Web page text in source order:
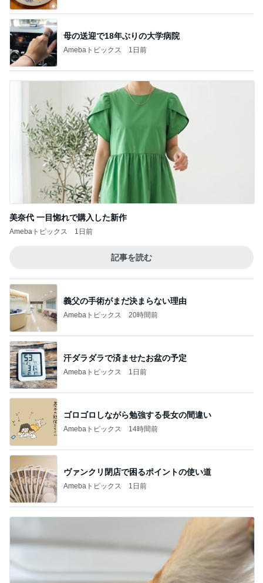
母の送迎で18年ぶりの大学病院
Amebaトピックス 1日前
美奈代 一目惚れで購入した新作
Amebaトピックス 1日前
記事を読む
義父の手術がまだ決まらない理由
Amebaトピックス 20時間前
汗ダラダラで済ませたお盆の予定
Amebaトピックス 1日前
ゴロゴロしながら勉強する長女の間違い
Amebaトピックス 14時間前
ヴァンクリ閉店で困るポイントの使い道
Amebaトピックス 1日前